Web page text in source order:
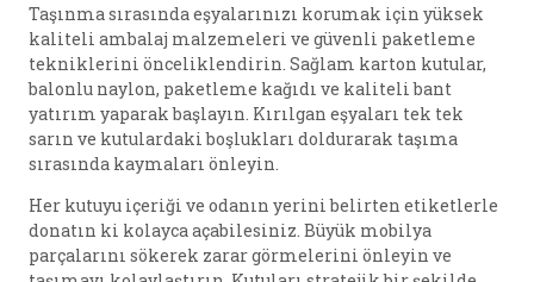
Taşınma sırasında eşyalarınızı korumak için yüksek
kaliteli ambalaj malzemeleri ve güvenli paketleme
tekniklerini önceliklendirin. Sağlam karton kutular,
balonlu naylon, paketleme kağıdı ve kaliteli bant
yatırım yaparak başlayın. Kırılgan eşyaları tek tek
sarın ve kutulardaki boşlukları doldurarak taşıma
sırasında kaymaları önleyin.
Her kutuyu içeriği ve odanın yerini belirten etiketlerle
donatın ki kolayca açabilesiniz. Büyük mobilya
parçalarını sökerek zarar görmelerini önleyin ve